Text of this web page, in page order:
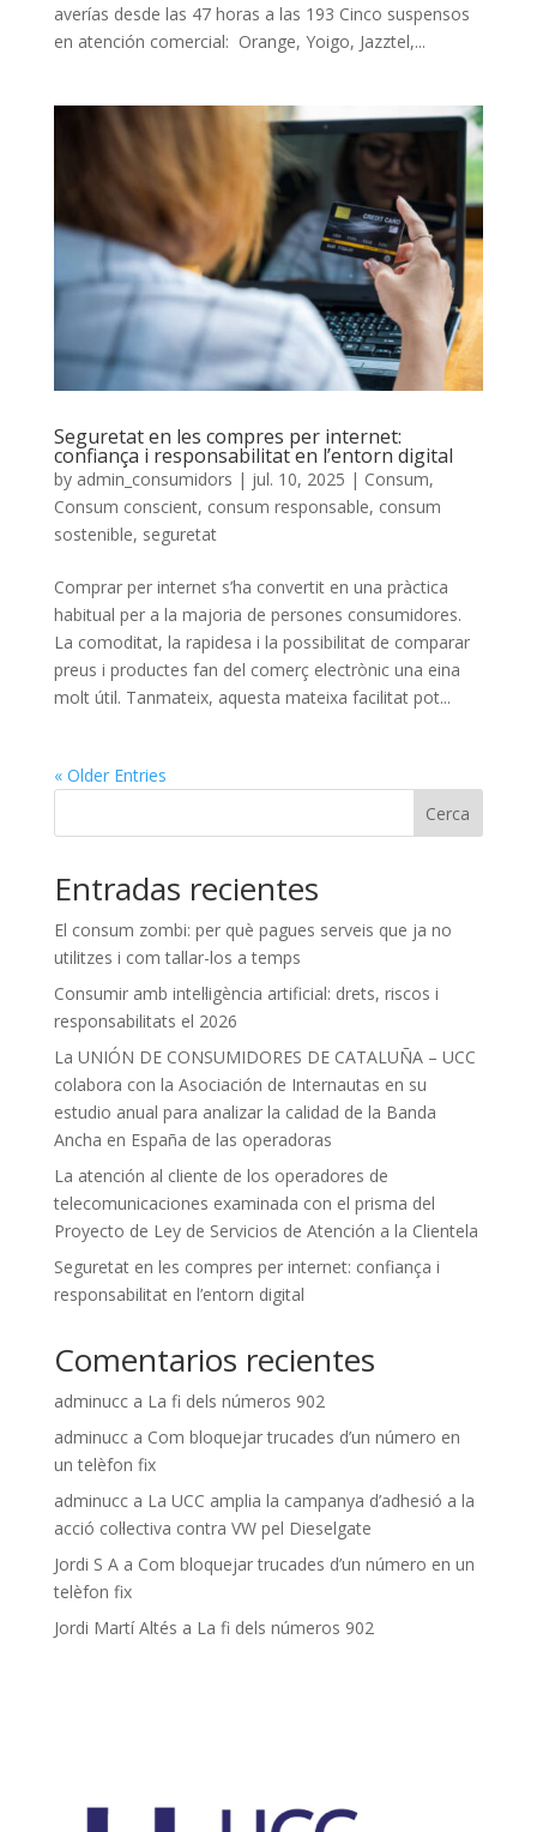
averías desde las 47 horas a las 193 Cinco suspensos
en atención comercial: Orange, Yoigo, Jazztel,...
Seguretat en les compres per internet:
confiança i responsabilitat en l’entorn digital
by admin_consumidors | jul. 10, 2025 | Consum,
Consum conscient, consum responsable, consum
sostenible, seguretat
Comprar per internet s’ha convertit en una pràctica
habitual per a la majoria de persones consumidores.
La comoditat, la rapidesa i la possibilitat de comparar
preus i productes fan del comerç electrònic una eina
molt útil. Tanmateix, aquesta mateixa facilitat pot...
« Older Entries
Cerca
Entradas recientes
El consum zombi: per què pagues serveis que ja no
utilitzes i com tallar-los a temps
Consumir amb intel·ligència artificial: drets, riscos i
responsabilitats el 2026
La UNIÓN DE CONSUMIDORES DE CATALUÑA – UCC
colabora con la Asociación de Internautas en su
estudio anual para analizar la calidad de la Banda
Ancha en España de las operadoras
La atención al cliente de los operadores de
telecomunicaciones examinada con el prisma del
Proyecto de Ley de Servicios de Atención a la Clientela
Seguretat en les compres per internet: confiança i
responsabilitat en l’entorn digital
Comentarios recientes
adminucca La fi dels números 902
adminucca Com bloquejar trucades d’un número en
un telèfon fix
adminucca La UCC amplia la campanya d’adhesió a la
acció col·lectiva contra VW pel Dieselgate
Jordi S Aa Com bloquejar trucades d’un número en un
telèfon fix
Jordi Martí Altés a La fi dels números 902